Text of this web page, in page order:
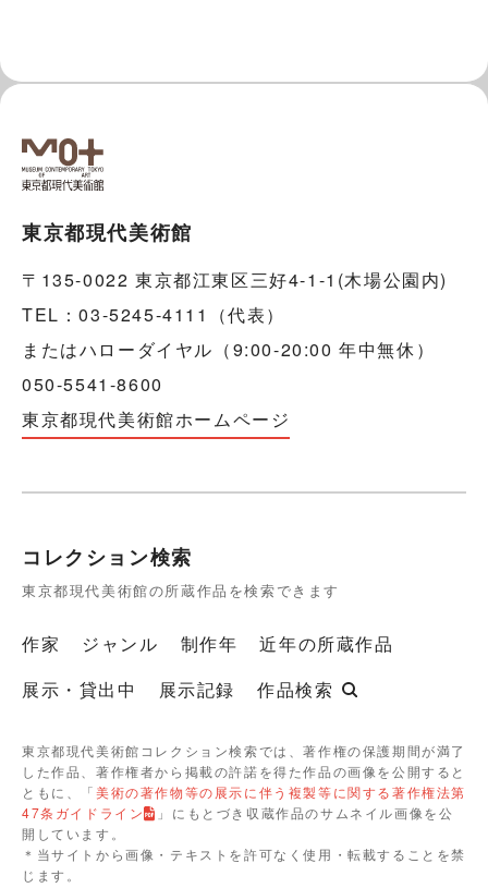
東京都現代美術館
〒135-0022 東京都江東区三好4-1-1(木場公園内)
TEL：03-5245-4111（代表）
またはハローダイヤル（9:00-20:00 年中無休）
050-5541-8600
東京都現代美術館ホームページ
コレクション検索
東京都現代美術館の所蔵作品を検索できます
作家 ジャンル 制作年
近年の所蔵作品
展示・貸出中
展示記録 作品検索
東京都現代美術館コレクション検索では、著作権の保護期間が満了
した作品、著作権者から掲載の許諾を得た作品の画像を公開すると
ともに、「美術の著作物等の展示に伴う複製等に関する著作権法第
47条ガイドライン
」にもとづき収蔵作品のサムネイル画像を公
開しています。
＊当サイトから画像・テキストを許可なく使用・転載することを禁
じます。